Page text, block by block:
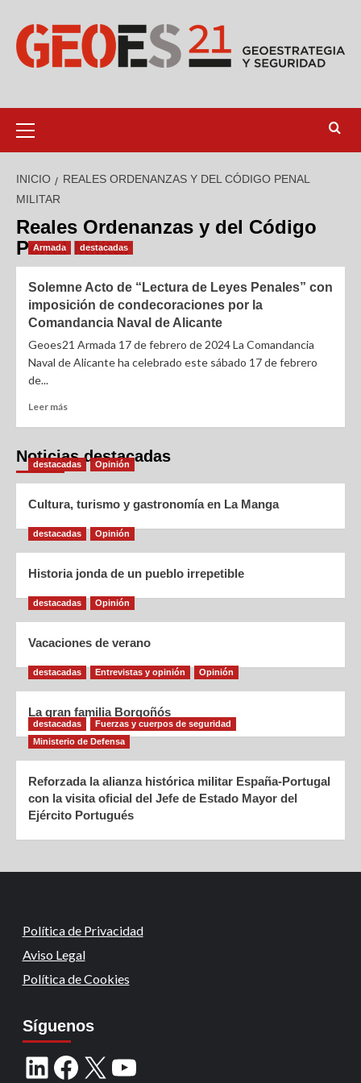
INICIO
REALES ORDENANZAS Y DEL CÓDIGO PENAL
MILITAR
Reales Ordenanzas y del Código
Penal Militar
Armada destacadas
Solemne Acto de “Lectura de Leyes Penales” con
imposición de condecoraciones por la
Comandancia Naval de Alicante
Geoes21 Armada 17 de febrero de 2024 La Comandancia
Naval de Alicante ha celebrado este sábado 17 de febrero
de...
Leer más
Noticias destacadas
destacadas Opinión
Cultura, turismo y gastronomía en La Manga
destacadas Opinión
Historia jonda de un pueblo irrepetible
destacadas Opinión
Vacaciones de verano
destacadas Entrevistas y opinión Opinión
La gran familia Borgoñós
destacadas
Fuerzas y cuerpos de seguridad
Ministerio de Defensa
Reforzada la alianza histórica militar España-Portugal
con la visita oficial del Jefe de Estado Mayor del
Ejército Portugués
Política de Privacidad
Aviso Legal
Política de Cookies
Síguenos